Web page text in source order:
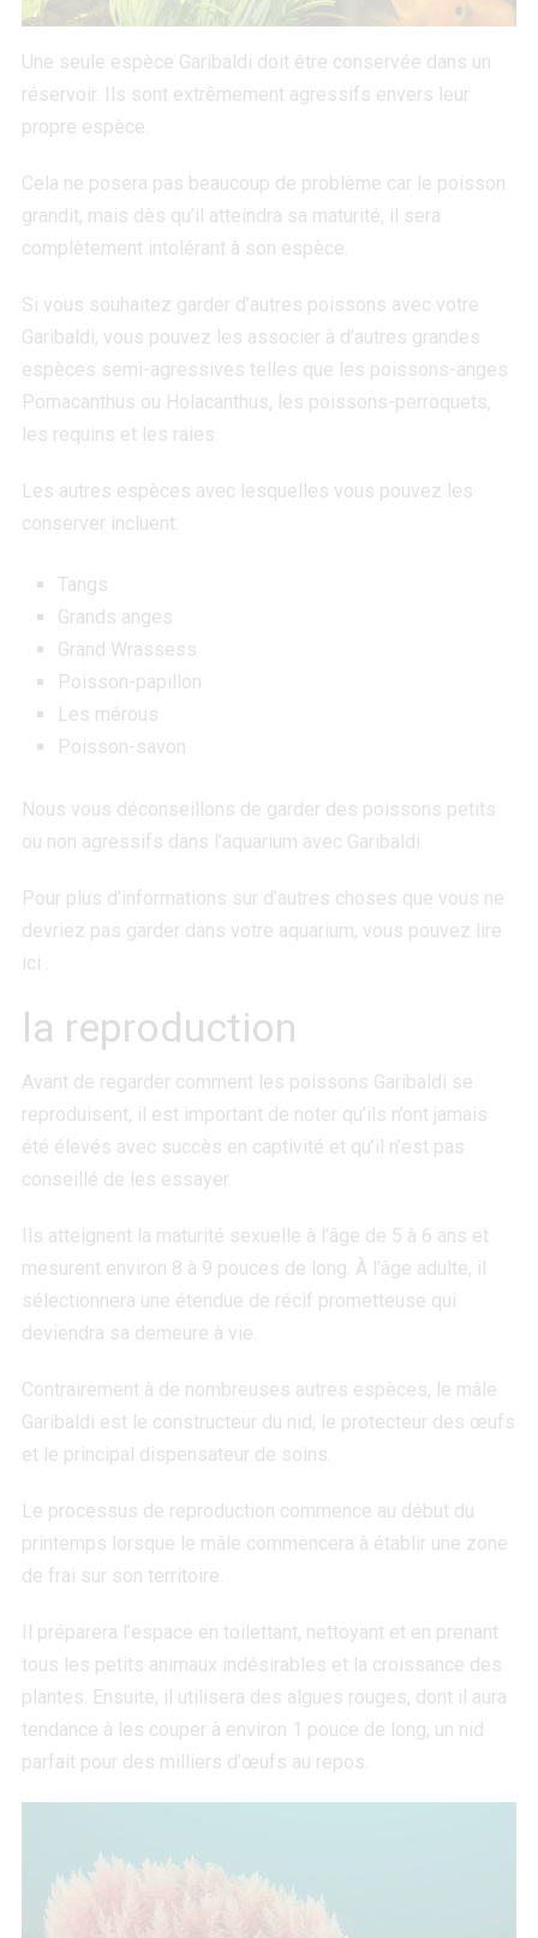
Une seule espèce Garibaldi doit être conservée dans un
réservoir. Ils sont extrêmement agressifs envers leur
propre espèce.
Cela ne posera pas beaucoup de problème car le poisson
grandit, mais dès qu’il atteindra sa maturité, il sera
complètement intolérant à son espèce.
Si vous souhaitez garder d’autres poissons avec votre
Garibaldi, vous pouvez les associer à d’autres grandes
espèces semi-agressives telles que les poissons-anges
Pomacanthus ou Holacanthus, les poissons-perroquets,
les requins et les raies.
Les autres espèces avec lesquelles vous pouvez les
conserver incluent:
Tangs
Grands anges
Grand Wrassess
Poisson-papillon
Les mérous
Poisson-savon
Nous vous déconseillons de garder des poissons petits
ou non agressifs dans l’aquarium avec Garibaldi.
Pour plus d’informations sur d’autres choses que vous ne
devriez pas garder dans votre aquarium, vous pouvez lire
ici .
la reproduction
Avant de regarder comment les poissons Garibaldi se
reproduisent, il est important de noter qu’ils n’ont jamais
été élevés avec succès en captivité et qu’il n’est pas
conseillé de les essayer.
Ils atteignent la maturité sexuelle à l’âge de 5 à 6 ans et
mesurent environ 8 à 9 pouces de long. À l’âge adulte, il
sélectionnera une étendue de récif prometteuse qui
deviendra sa demeure à vie.
Contrairement à de nombreuses autres espèces, le mâle
Garibaldi est le constructeur du nid, le protecteur des œufs
et le principal dispensateur de soins.
Le processus de reproduction commence au début du
printemps lorsque le mâle commencera à établir une zone
de frai sur son territoire.
Il préparera l’espace en toilettant, nettoyant et en prenant
tous les petits animaux indésirables et la croissance des
plantes. Ensuite, il utilisera des algues rouges, dont il aura
tendance à les couper à environ 1 pouce de long, un nid
parfait pour des milliers d’œufs au repos.